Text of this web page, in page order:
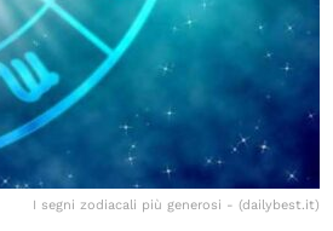
I segni zodiacali più generosi - (dailybest.it)